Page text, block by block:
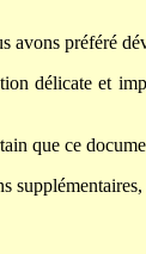
préféré
délicate et
que ce